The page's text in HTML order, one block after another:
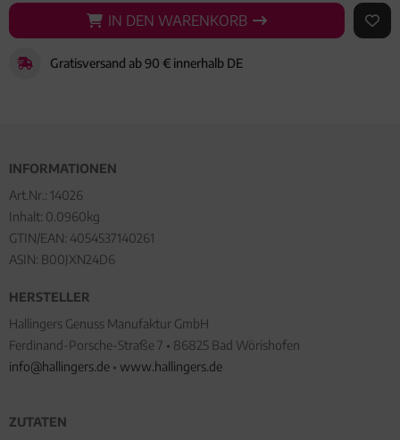
IN DEN WARENKORB
IN DEN WARENKORB AUF
Gratisversand ab 90 € innerhalb DE
INFORMATIONEN
Art.Nr.: 14026
Inhalt: 0.0960kg
GTIN/EAN: 4054537140261
ASIN: B00JXN24D6
HERSTELLER
Hallingers Genuss Manufaktur GmbH
Ferdinand-Porsche-Straße 7 • 86825 Bad Wörishofen
info@hallingers.de • www.hallingers.de
ZUTATEN